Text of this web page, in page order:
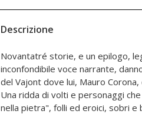
Descrizione
Novantatré storie, e un epilogo,
inconfondibile voce narrante,
del Vajont dove lui, Mauro
Una ridda di volti e personaggi
nella pietra", folli ed eroici, sobri e
vecchie madri-coraggio, venditori
legno, setacci e pale da forno;
spiriti dei boschi che conoscono
vento, anime inquiete che
sentieri del Vajont. Per le pagine